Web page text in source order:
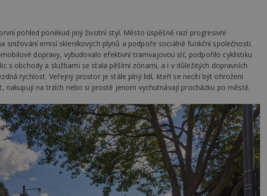
pohled poněkud jiný životní styl. Město úspěšně razí progresivní
snižování emisí skleníkových plynů a podpoře sociálně funkční společnosti.
dopravy, vybudovalo efektivní tramvajovou síť, podpořilo cyklistiku
s obchody a službami se stala pěšími zónami, a i v důležitých dopravních
rychlost. Veřejný prostor je stále plný lidí, kteří se necítí být ohroženi
nakupují na trzích nebo si prostě jenom vychutnávají procházku po městě.